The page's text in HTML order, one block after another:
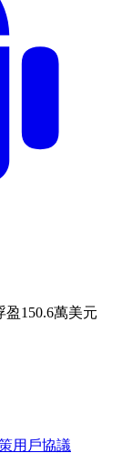
150.6萬美元
用戶協議